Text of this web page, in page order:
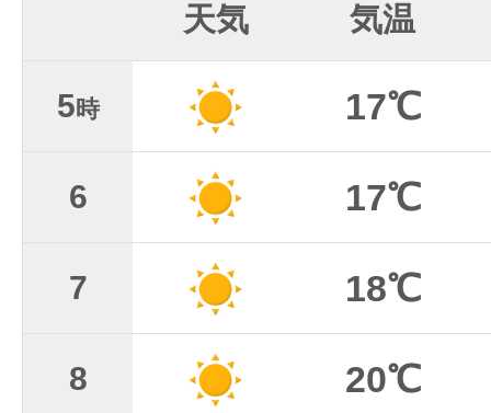
天気 気温
5時 17℃
6 17℃
7 18℃
8 20℃